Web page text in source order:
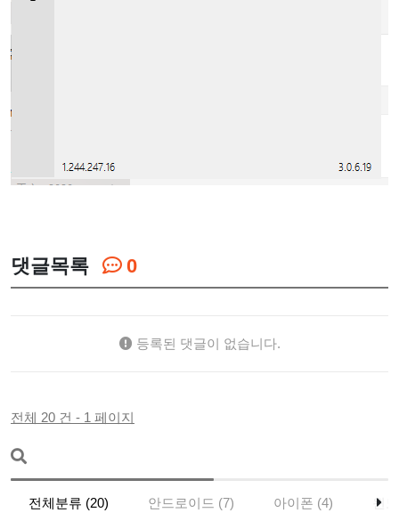
댓글목록 0
등록된 댓글이 없습니다.
전체 20 건 - 1 페이지
전체분류 (20) 안드로이드 (7) 아이폰 (4) 윈